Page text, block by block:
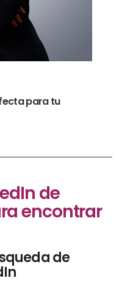
para tu
de
encontrar
de